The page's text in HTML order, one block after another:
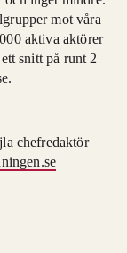
mot våra
aktiva aktörer
snitt på runt 2
chefredaktör